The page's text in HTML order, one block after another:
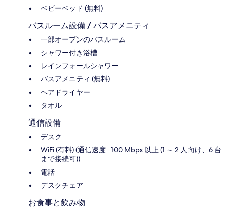
ベビーベッド (無料)
バスルーム設備 / バスアメニティ
一部オープンのバスルーム
シャワー付き浴槽
レインフォールシャワー
バスアメニティ (無料)
ヘアドライヤー
タオル
通信設備
デスク
WiFi (有料) (通信速度 : 100 Mbps 以上 (1 ～ 2 人向け、6 台
まで接続可))
電話
デスクチェア
お食事と飲み物